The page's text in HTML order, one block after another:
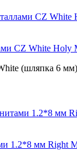
CZ White
(шляпка 6
1.2*8 мм Right